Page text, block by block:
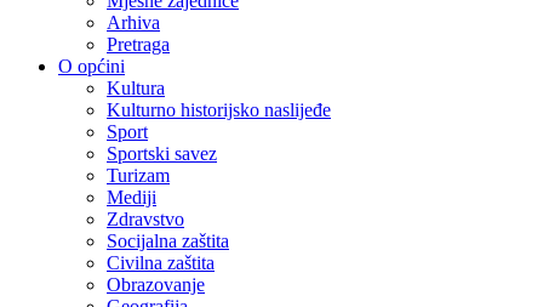
Arhiva
Pretraga
O općini
Kultura
Kulturno historijsko naslijeđe
Sport
Sportski savez
Turizam
Mediji
Zdravstvo
Socijalna zaštita
Civilna zaštita
Obrazovanje